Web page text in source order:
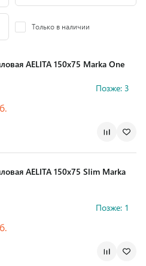
Только в наличии
AELITA 150х75 Marka One
Позже: 3
AELITA 150х75 Slim Marka
Позже: 1